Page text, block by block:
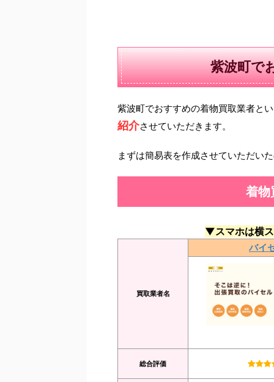
紫波町で
紫波町でおすすめの着物買取業者と
紹介させていただきます。
まずは簡易表を作成させていただい
着物
▼スマホは横
買取業者名
バイ
総合評価